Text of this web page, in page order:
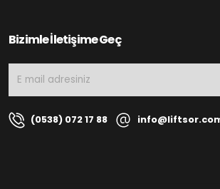
Bizimle İletişime Geç
(0538) 072 17 88